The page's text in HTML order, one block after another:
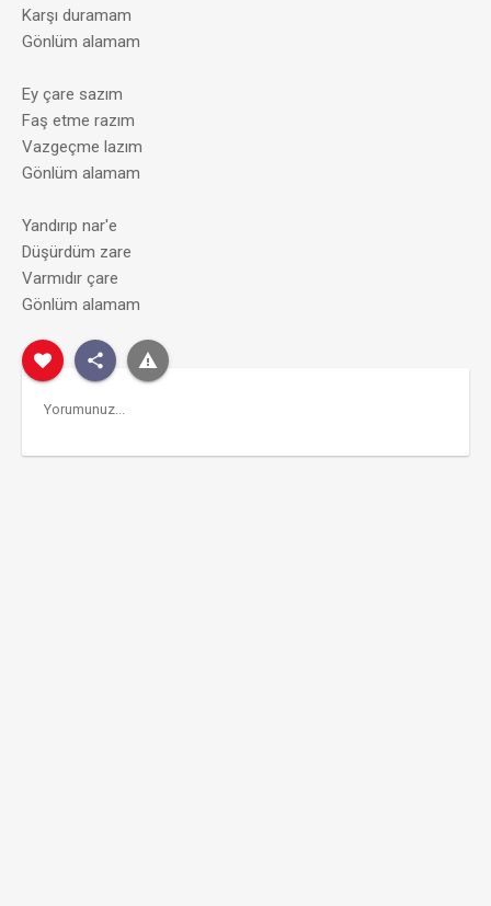
Karşı duramam
Gönlüm alamam
Ey çare sazım
Faş etme razım
Vazgeçme lazım
Gönlüm alamam
Yandırıp nar'e
Düşürdüm zare
Varmıdır çare
Gönlüm alamam